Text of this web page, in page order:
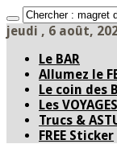
jeudi , 6 août,
Le BAR
Allumez le
Le coin des
Les
Trucs &
FREE Sticker